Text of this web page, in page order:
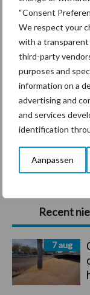
“Consent
We respect your
with a
third-party
purposes and
information on a
advertising and
and services
identification
Aanpassen
Primaire
Sidebar
Recent
7 aug